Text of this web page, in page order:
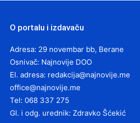
O portalu i izdavaču
Adresa: 29 novembar bb, Berane
Osnivač: Najnovije DOO
El. adresa: redakcija@najnovije.me
office@najnovije.me
Tel: 068 337 275
Gl. i odg. urednik: Zdravko Šćekić